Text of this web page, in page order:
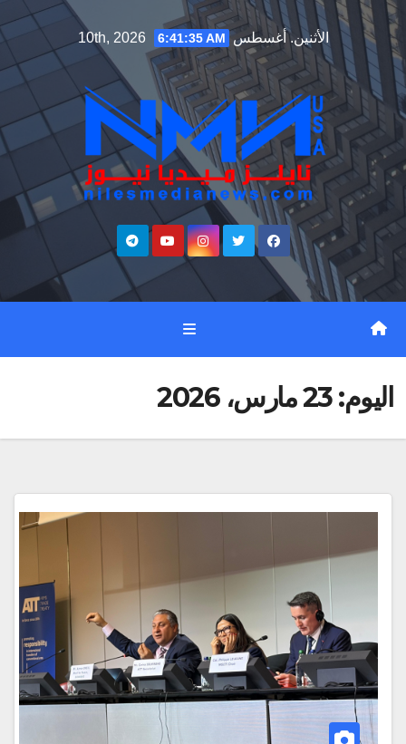
Skip
to
content
الأثنين. أغسطس 10th, 2026 6:41:36 AM
اليوم:23 مارس، 2026